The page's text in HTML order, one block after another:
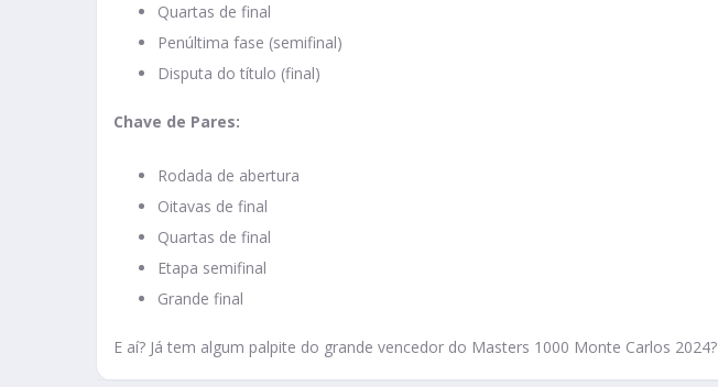
Quartas de final
Penúltima fase (semifinal)
Disputa do título (final)
Chave de Pares:
Rodada de abertura
Oitavas de final
Quartas de final
Etapa semifinal
Grande final
E aí? Já tem algum palpite do grande vencedor do Masters 1000 Monte Carlos 2024?